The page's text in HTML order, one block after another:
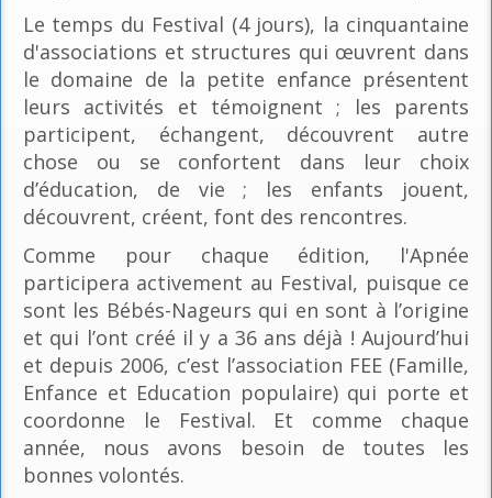
Le temps du Festival (4 jours), la cinquantaine
d'associations et structures qui œuvrent dans
le domaine de la petite enfance présentent
leurs activités et témoignent ; les parents
participent, échangent, découvrent autre
chose ou se confortent dans leur choix
d’éducation, de vie ; les enfants jouent,
découvrent, créent, font des rencontres.
Comme pour chaque édition, l'Apnée
participera activement au Festival, puisque ce
sont les Bébés-Nageurs qui en sont à l’origine
et qui l’ont créé il y a 36 ans déjà ! Aujourd’hui
et depuis 2006, c’est l’association FEE (Famille,
Enfance et Education populaire) qui porte et
coordonne le Festival. Et comme chaque
année, nous avons besoin de toutes les
bonnes volontés.